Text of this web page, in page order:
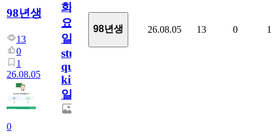
98년생
13
0
1
26.08.05
0
화
요
일/English
study
quiz
king777
일
98년생 26.08.05 13 0 1